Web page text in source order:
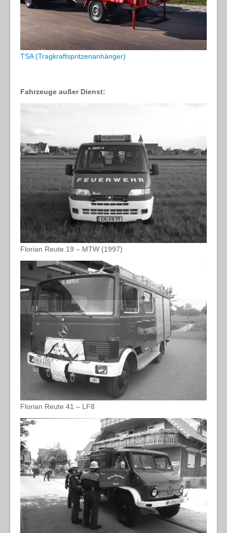
TSA (Tragkraftspritzenanhänger)
Fahrzeuge außer Dienst:
Florian Reute 19 – MTW (1997)
Florian Reute 41 – LF8